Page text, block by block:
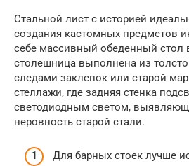
Стальной лист с историей
создания кастомных предметов
себе массивный обеденный стол
столешница выполнена из
следами заклепок или старой
стеллажи, где задняя стенка
светодиодным светом,
неровность старой стали.
Для барных стоек лучше